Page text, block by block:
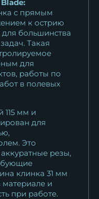
с прямым
к острию
большинства
Такая
для
работы по
в полевых
115 мм и
для
Это
резы,
клинка 31 мм
материале и
при работе.